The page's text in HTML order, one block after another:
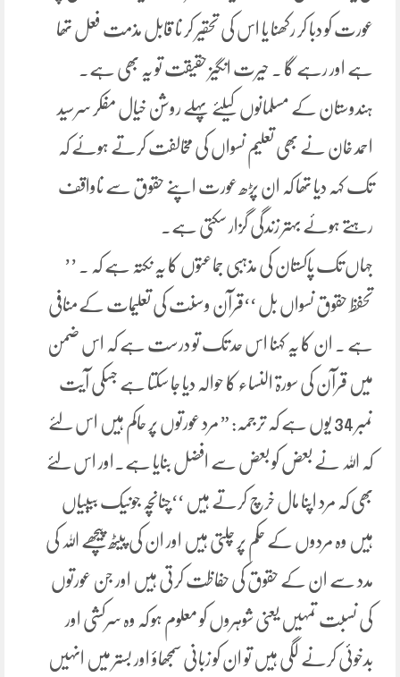
عورت کو دبا کر رکھنا یا اس کی تحقیر کر نا قابل مذمت فعل تھا
ہے اور رہے گا ۔ حیرت انگیز حقیقت تو یہ بھی ہے۔
ہندوستان کے مسلمانوں کیلئے پہلے روشن خیال مفکر سرسید
احمد خان نے بھی تعلیم نسواں کی مخالفت کرتے ہوئے کہ
تک کہہ دیا تھا کہ ان پڑھ عورت اپنے حقوق سے ناواقف
رہتے ہوئے بہتر زندگی گزار سکتی ہے۔
جہاں تک پاکستان کی مذہبی جماعتوں کا یہ نکتہ ہے کہ ۔ ’’
تحفظ حقوق نسواں بل ‘‘قرآن وسنت کی تعلیمات کےمنافی
ہے ۔ ان کا یہ کہنا اس حد تک تو درست ہے کہ اس ضمن
میں قرآن کی سورۃ النساء کا حوالہ دیا جا سکتا ہے جسکی آیت
نمبر 34 یوں ہے کہ ترجمہ: ” مرد عورتوں پر حاکم ہیں اس لئے
کہ اللہ نے بعض کو بعض سے افضل بنایا ہے۔اور اس لئے
بھی کہ مرد اپنا مال خرچ کرتے ہیں ‘‘چنانچہ جونیک بیبیاں
ہیں وہ مردوں کے حکم پر چلتی ہیں اور ان کی پیٹھ پیچھے اللہ کی
مدد سے ان کے حقوق کی حفاظت کرتی ہیں اور جن عورتوں
کی نسبت تمہیں یعنی شوہروں کو معلوم ہو کہ وہ سرکشی اور
بدخوئی کرنے لگی ہیں تو ان کو زبانی سمجھاؤ اور بستر میں انہیں